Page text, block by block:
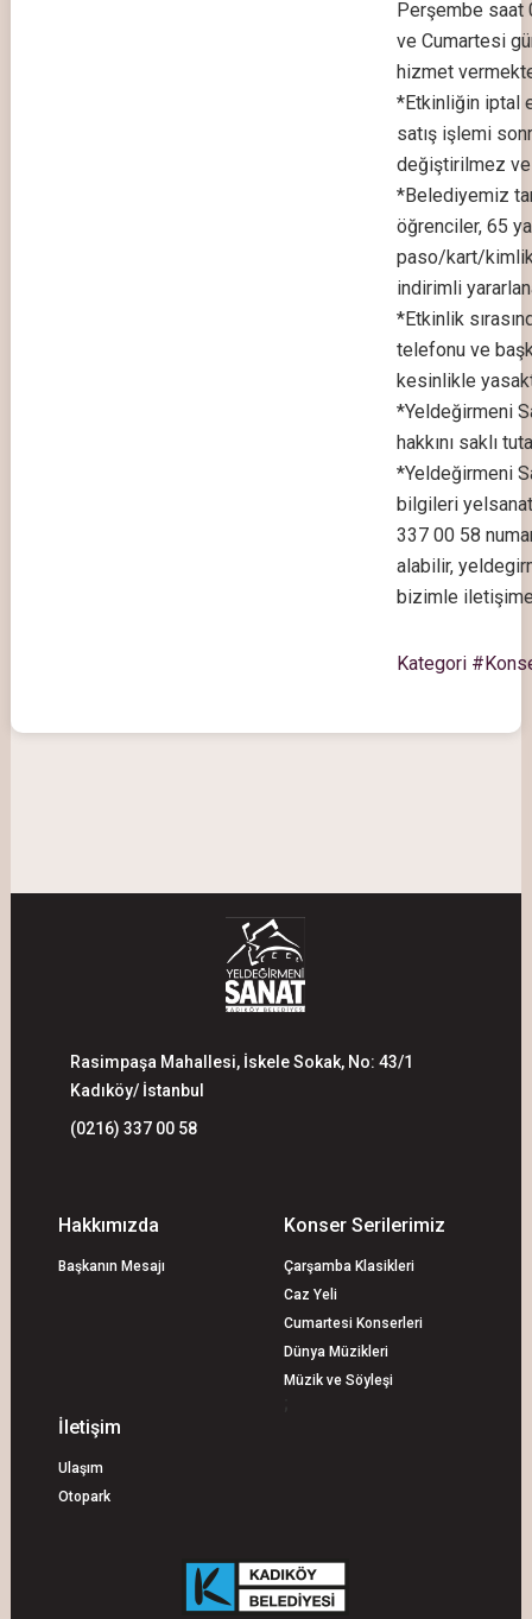
Perşembe saat
ve Cumartesi
hizmet
*Etkinliğin iptal
satış işlemi
değiştirilmez ve
*Belediyemiz
öğrenciler, 65
paso/kart/
indirimli
*Etkinlik
telefonu ve
kesinlikle
*Yeldeğirmeni
hakkını saklı
*Yeldeğirmeni
bilgileri
337 00 58
alabilir,
bizimle
Kategori
Rasimpaşa Mahallesi, İskele Sokak, No: 43/1
Kadıköy/ İstanbul
(0216) 337 00 58
Hakkımızda
Başkanın Mesajı
Konser Serilerimiz
Çarşamba Klasikleri
Caz Yeli
Cumartesi Konserleri
Dünya Müzikleri
Müzik ve Söyleşi
İletişim
Ulaşım
Otopark